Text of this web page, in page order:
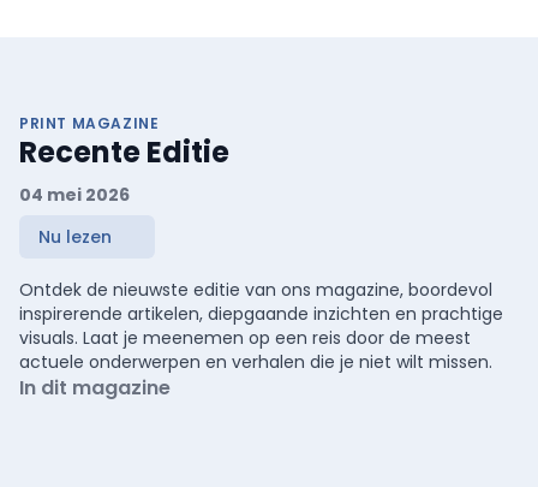
PRINT MAGAZINE
Recente Editie
04 mei 2026
Nu lezen
Ontdek de nieuwste editie van ons magazine, boordevol
inspirerende artikelen, diepgaande inzichten en prachtige
visuals. Laat je meenemen op een reis door de meest
actuele onderwerpen en verhalen die je niet wilt missen.
In dit magazine